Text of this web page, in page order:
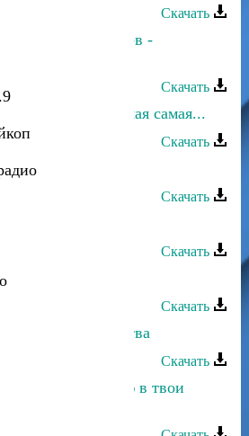
Скачать
и Сёма Семенов -
Скачать
и Азнаур - Самая самая...
Скачать
- Нуришка
Скачать
Скачать
- Даргинская
Скачать
- Любовь детства
Скачать
- Когда смотрю в твои